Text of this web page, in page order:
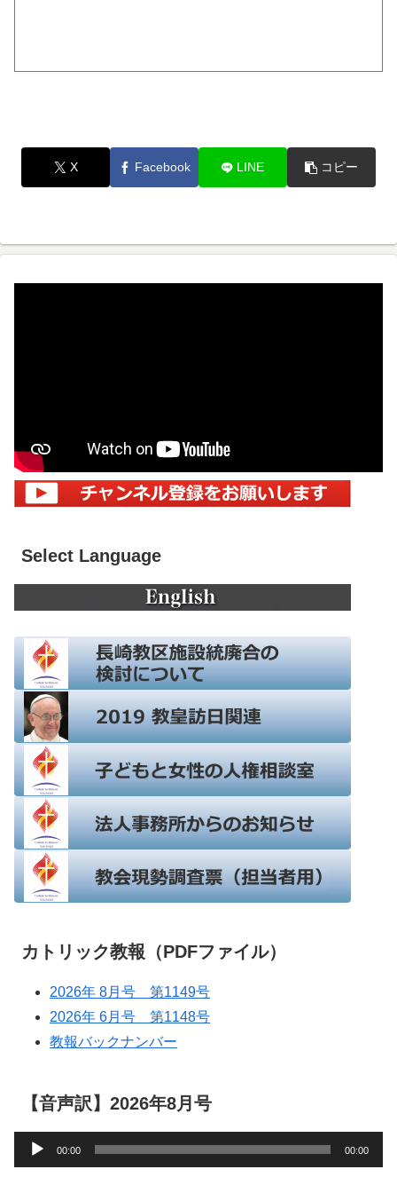
X Facebook LINE コピー
Select Language
カトリック教報（PDFファイル）
2026年 8月号 第1149号
2026年 6月号 第1148号
教報バックナンバー
【音声訳】2026年8月号
声
00:00 00:00